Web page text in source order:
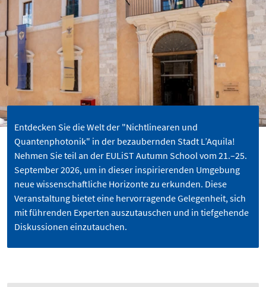
Entdecken Sie die Welt der "Nichtlinearen und
Quantenphotonik" in der bezaubernden Stadt L’Aquila!
Nehmen Sie teil an der EULiST Autumn School vom 21.–25.
September 2026, um in dieser inspirierenden Umgebung
neue wissenschaftliche Horizonte zu erkunden. Diese
Veranstaltung bietet eine hervorragende Gelegenheit, sich
mit führenden Experten auszutauschen und in tiefgehende
Diskussionen einzutauchen.